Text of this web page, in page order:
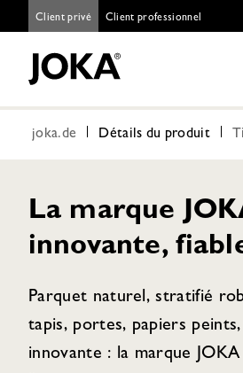
Client privé Client professionnel
joka.de Détails du produit
La marque
innovante,
Parquet naturel, stratifié
tapis, portes, papiers
innovante : la marque